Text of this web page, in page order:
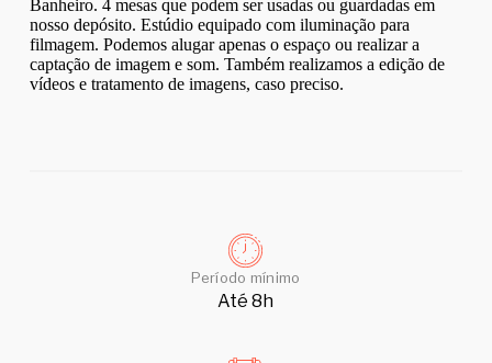
Banheiro. 4 mesas que podem ser usadas ou guardadas em
nosso depósito. Estúdio equipado com iluminação para
filmagem. Podemos alugar apenas o espaço ou realizar a
captação de imagem e som. Também realizamos a edição de
vídeos e tratamento de imagens, caso preciso.
Período mínimo
Até 8h